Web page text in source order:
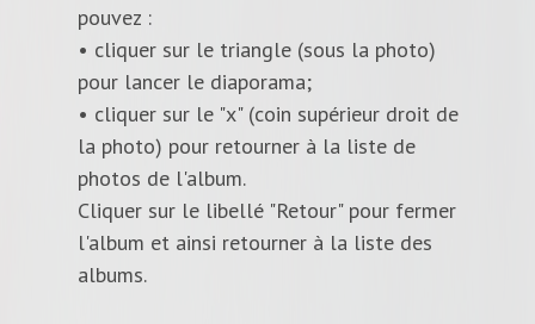
pouvez :
• cliquer sur le triangle (sous la photo)
pour lancer le diaporama;
• cliquer sur le "x" (coin supérieur droit de
la photo) pour retourner à la liste de
photos de l'album.
Cliquer sur le libellé "Retour" pour fermer
l'album et ainsi retourner à la liste des
albums.